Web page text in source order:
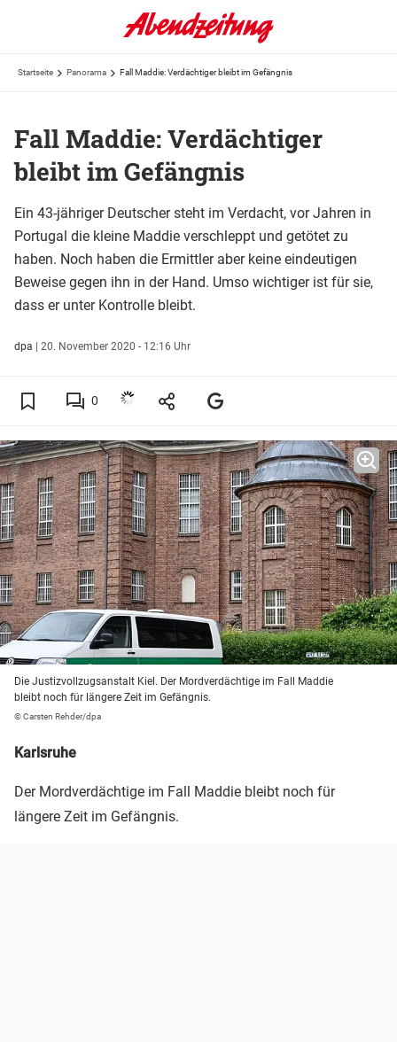
Startseite Panorama Fall Maddie: Verdächtiger bleibt im Gefängnis
Fall Maddie: Verdächtiger
bleibt im Gefängnis
Ein 43-jähriger Deutscher steht im Verdacht, vor Jahren in
Portugal die kleine Maddie verschleppt und getötet zu
haben. Noch haben die Ermittler aber keine eindeutigen
Beweise gegen ihn in der Hand. Umso wichtiger ist für sie,
dass er unter Kontrolle bleibt.
dpa | 20. November 2020 - 12:16 Uhr
0
Die Justizvollzugsanstalt Kiel. Der Mordverdächtige im Fall Maddie
bleibt noch für längere Zeit im Gefängnis.
© Carsten Rehder/dpa
Karlsruhe
Der Mordverdächtige im Fall Maddie bleibt noch für
längere Zeit im Gefängnis.